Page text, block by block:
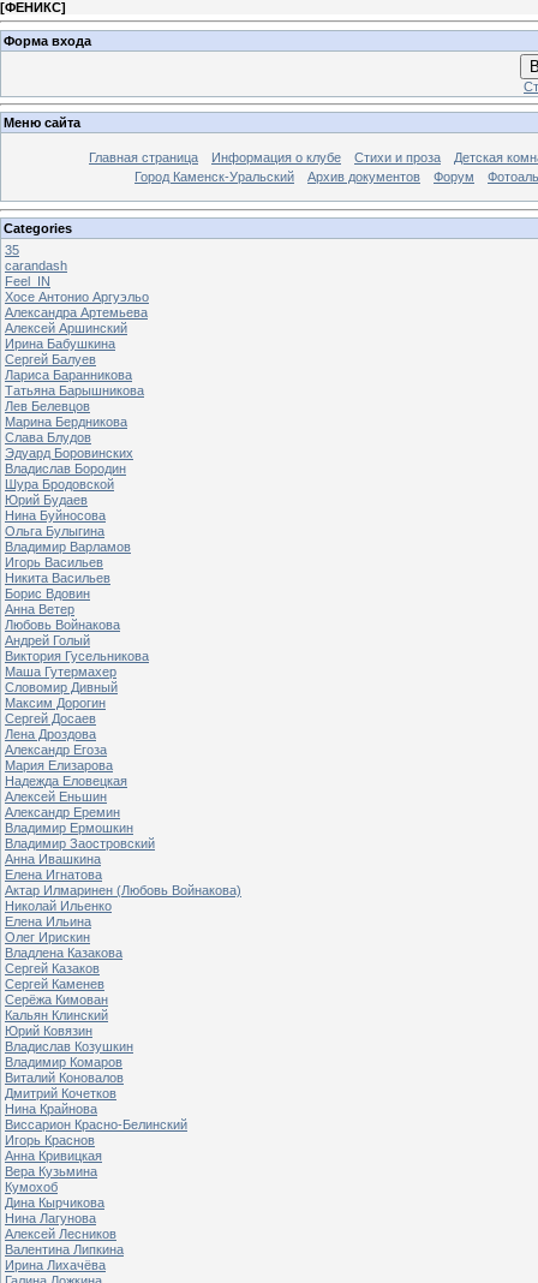
[ФЕНИКС]
Форма входа
Меню сайта
Главная страница Информация о клубе Стихи и проза
Детская
Город Каменск-Уральский
Архив документов Форум
Categories
35
carandash
Feel_IN
Хосе Антонио Аргуэльо
Александра Артемьева
Алексей Аршинский
Ирина Бабушкина
Сергей Балуев
Лариса Баранникова
Татьяна Барышникова
Лев Белевцов
Марина Бердникова
Слава Блудов
Эдуард Боровинских
Владислав Бородин
Шура Бродовской
Юрий Будаев
Нина Буйносова
Ольга Булыгина
Владимир Варламов
Игорь Васильев
Никита Васильев
Борис Вдовин
Анна Ветер
Любовь Войнакова
Андрей Голый
Виктория Гусельникова
Маша Гутермахер
Словомир Дивный
Максим Дорогин
Сергей Досаев
Лена Дроздова
Александр Егоза
Мария Елизарова
Надежда Еловецкая
Алексей Еньшин
Александр Еремин
Владимир Ермошкин
Владимир Заостровский
Анна Ивашкина
Елена Игнатова
Актар Илмаринен (Любовь Войнакова)
Николай Ильенко
Елена Ильина
Олег Ирискин
Владлена Казакова
Сергей Казаков
Сергей Каменев
Серёжа Кимован
Кальян Клинский
Юрий Ковязин
Владислав Козушкин
Владимир Комаров
Виталий Коновалов
Дмитрий Кочетков
Нина Крайнова
Виссарион Красно-Белинский
Игорь Краснов
Анна Кривицкая
Вера Кузьмина
Кумохоб
Дина Кырчикова
Нина Лагунова
Алексей Лесников
Валентина Липкина
Ирина Лихачёва